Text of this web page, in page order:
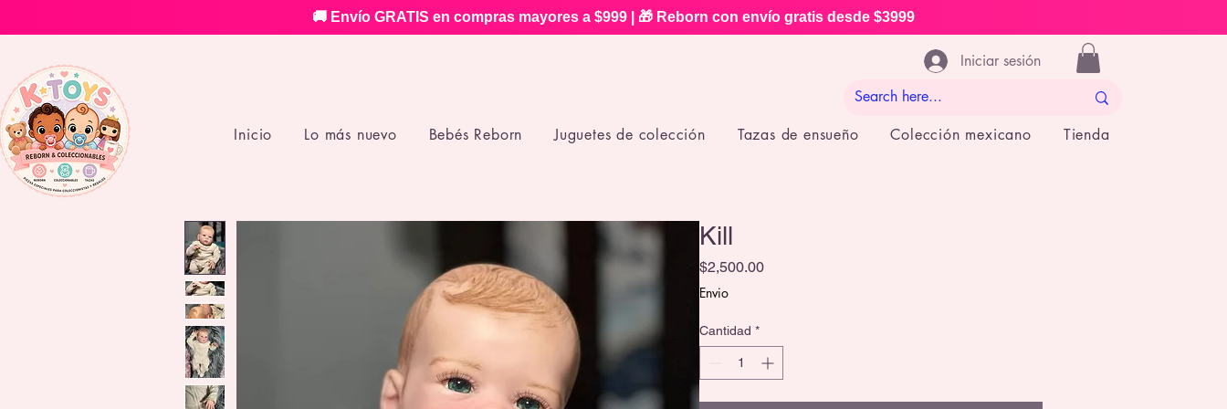
🚚 Envío GRATIS en compras mayores a $999 | 🎁 Reborn con envío gratis desde $3999
Iniciar sesión
Inicio Lo más nuevo Bebés Reborn Juguetes de colección Tazas de ensueño Colección mexicano Tienda
Kill
$2,500.00Precio
Envio
Cantidad *